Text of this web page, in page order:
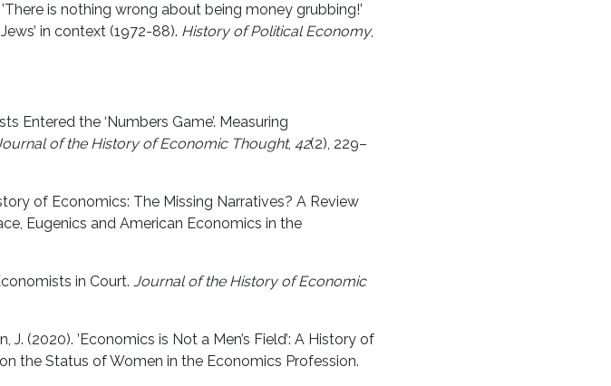
is nothing wrong about being money grubbing!’
in context (1972-88). History of Political Economy,
Entered the ‘Numbers Game’. Measuring
of the History of Economic Thought, 42(2), 229–
of Economics: The Missing Narratives? A Review
Eugenics and American Economics in the
in Court. Journal of the History of Economic
(2020). ’Economics is Not a Men’s Field’: A History of
the Status of Women in the Economics Profession.